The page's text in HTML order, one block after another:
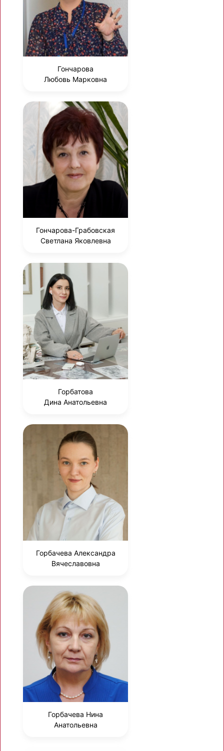
Гончарова
Любовь Марковна
Гончарова-Грабовская
Светлана Яковлевна
Горбатова
Дина Анатольевна
Горбачева Александра
Вячеславовна
Горбачева Нина
Анатольевна